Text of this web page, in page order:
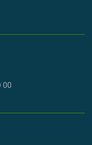
00